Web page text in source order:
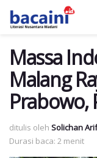
Massa
Malang
Prabowo,
ditulis oleh Solichan Arif
Durasi baca: 2 menit